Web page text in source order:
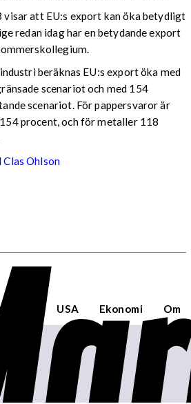
visar att EU:s export kan öka betydligt
redan idag har en betydande export
beräknas EU:s export öka med
scenariot och med 154
scenariot. För pappersvaror är
procent, och för metaller 118
Ohlson
USA Ekonomi Om